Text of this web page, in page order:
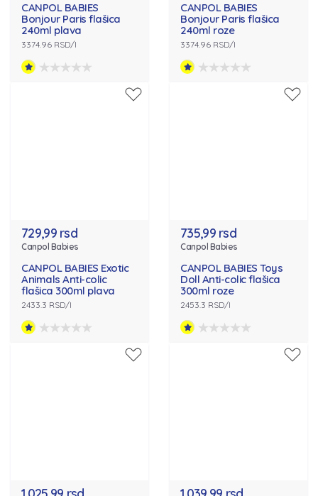
CANPOL BABIES
Bonjour Paris flašica
240ml plava
3374.96 RSD/l
CANPOL BABIES
Bonjour Paris flašica
240ml roze
3374.96 RSD/l
729,99 rsd
Canpol Babies
CANPOL BABIES Exotic
Animals Anti-colic
flašica 300ml plava
2433.3 RSD/l
735,99 rsd
Canpol Babies
CANPOL BABIES Toys
Doll Anti-colic flašica
300ml roze
2453.3 RSD/l